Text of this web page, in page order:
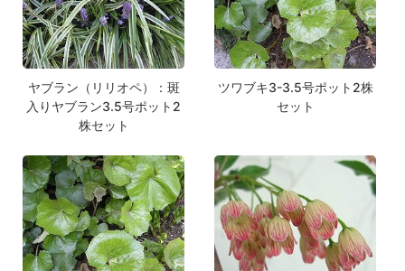
ヤブラン（リリオペ）：斑
入りヤブラン3.5号ポット2
株セット
ツワブキ3-3.5号ポット2株
セット